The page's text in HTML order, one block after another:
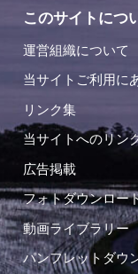
このサイトにつ
運営組織について
当サイトご利用に
リンク集
当サイトへのリン
広告掲載
フォトダウンロー
動画ライブラリー
パンフレットダウ